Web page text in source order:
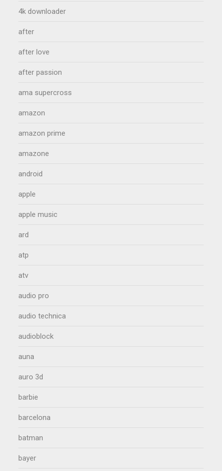
4k downloader
after
after love
after passion
ama supercross
amazon
amazon prime
amazone
android
apple
apple music
ard
atp
atv
audio pro
audio technica
audioblock
auna
auro 3d
barbie
barcelona
batman
bayer